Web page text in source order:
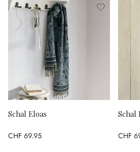
Schal Eloas
CHF 69.95
Schal
CHF